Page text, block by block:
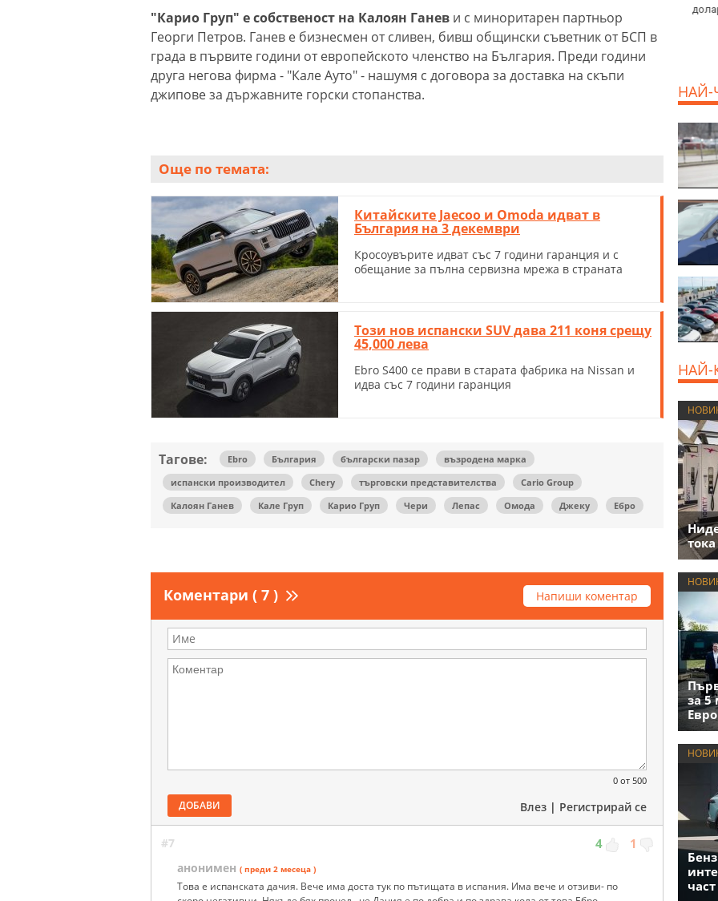
"Карио Груп" е собственост на Калоян Ганев и с миноритарен партньор
Георги Петров. Ганев е бизнесмен от сливен, бивш общински съветник от БСП в
града в първите години от европейското членство на България. Преди години
друга негова фирма - "Кале Ауто" - нашумя с договора за доставка на скъпи
джипове за държавните горски стопанства.
Още по темата:
Китайските Jaecoo и Omoda идват в
България на 3 декември
Кросоувърите идват със 7 години гаранция и с
обещание за пълна сервизна мрежа в страната
Този нов испански SUV дава 211 коня срещу
45,000 лева
Еbro S400 се прави в старата фабрика на Nissan и
идва със 7 години гаранция
Тагове: Ebro България български пазар
възродена марка
испански производител
Chery търговски представителства
Cario Group
Калоян Ганев
Кале Груп Карио Груп Чери Лепас Омода Джеку Ебро
Коментари ( 7 ) Напиши коментар
0 от 500
ДОБАВИ Влез | Регистрирай се
#7 4 1
анонимен ( преди 2 месеца )
Това е испанската дачия. Вече има доста тук по пътищата в испания. Има вече и отзиви- по
НАЙ-
НАЙ-
за 5
част